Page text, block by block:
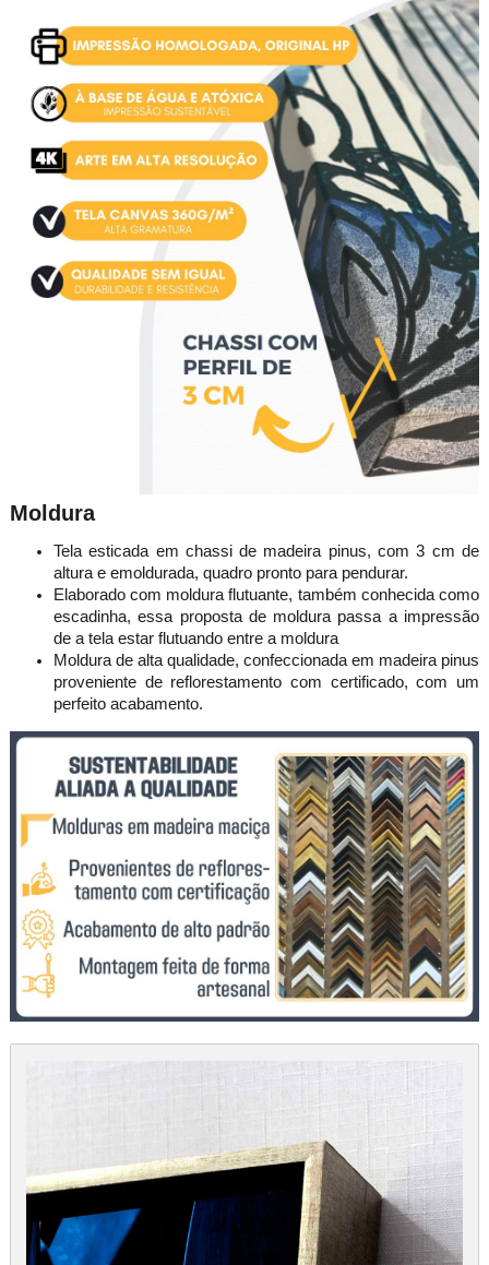
Moldura
Tela esticada em chassi de madeira pinus, com 3 cm de
altura e emoldurada, quadro pronto para pendurar.
Elaborado com moldura flutuante, também conhecida como
escadinha, essa proposta de moldura passa a impressão
de a tela estar flutuando entre a moldura
Moldura de alta qualidade, confeccionada em madeira pinus
proveniente de reflorestamento com certificado, com um
perfeito acabamento.